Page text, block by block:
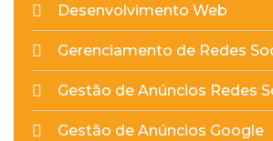
Desenvolvimento Web
Gerenciamento de Redes
Gestão de Anúncios Redes
Gestão de Anúncios Google